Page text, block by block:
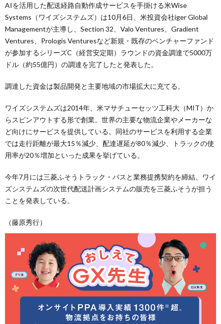
AIを活用した配送経路自動作成サービスを手掛ける米Wise
Systems（ワイズシステムズ）は10月6日、米投資会社iger Global
Managementが主導し、Section 32、Valo Ventures、Gradient
Ventures、Prologis Venturesなど新規・既存のベンチャーファンド
が参加するシリーズC（経営安定期）ラウンドの資金調達で5000万
ドル（約55億円）の調達を完了したと発表した。
調達した資金は製品開発と主要地域の市場拡大に充てる。
ワイズシステムズは2014年、米マサチューセッツ工科大（MIT）か
らスピンアウトする形で創業。世界の主要な物流企業やメーカーな
ど向けにサービスを提供している。同社のサービスを利用する企業
では走行距離が最大15％減少、配達遅延が80％減少、トラックの使
用率が20％増加といった成果を挙げている。
今年7月には三菱ふそうトラック・バスと業務提携契約を締結、ワイ
ズシステムズの次世代配送計画システムの販売を三菱ふそうが担う
ことを発表している。
（藤原秀行）